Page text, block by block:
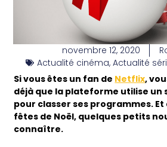
novembre 12, 2020
Actualité cinéma, Actualité
Si vous êtes un fan de Netflix,
déjà que la plateforme utilise un
pour classer ses programmes. Et
fêtes de Noël, quelques petits
connaître.